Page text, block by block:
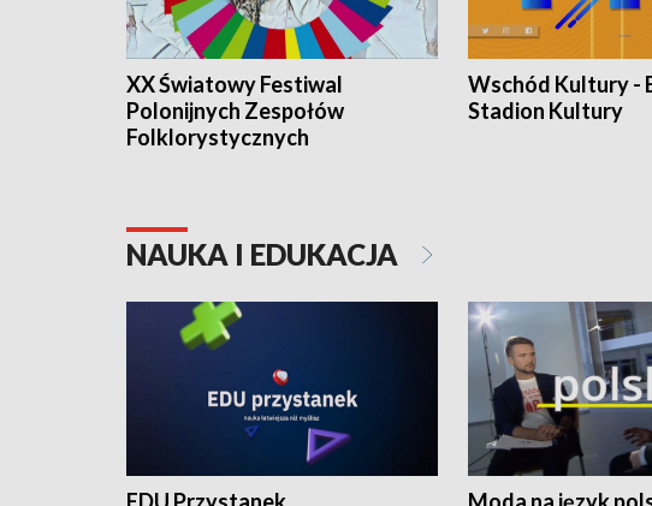
XX Światowy Festiwal
Polonijnych Zespołów
Folklorystycznych
Wschód Kultury -
Stadion Kultury
NAUKA I EDUKACJA